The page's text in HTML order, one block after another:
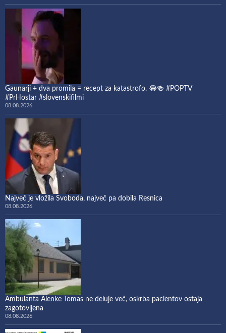
Gaunarji + dva promila = recept za katastrofo. 😂🍻 #POPTV
#PrHostar #slovenskifilmi
08.08.2026
Največ je vložila Svoboda, največ pa dobila Resnica
08.08.2026
Ambulanta Alenke Tomas ne deluje več, oskrba pacientov ostaja
zagotovljena
08.08.2026